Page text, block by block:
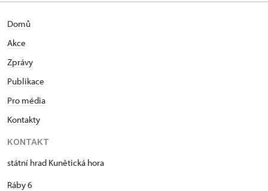
Domů
Akce
Zprávy
Publikace
Pro média
Kontakty
KONTAKT
státní hrad Kunětická hora
Ráby 6